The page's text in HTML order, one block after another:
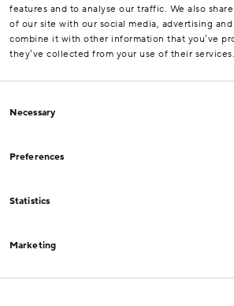
features and to analyse our traffic. We also
of our site with our social media, advertising
combine it with other information that you’ve
they’ve collected from your use of their services.
Selection
Necessary
Preferences
Statistics
Marketing